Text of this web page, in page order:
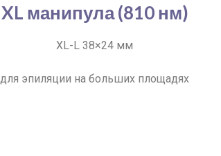
XL манипула (810 нм)
XL-L 38×24 мм
для эпиляции на больших площадях